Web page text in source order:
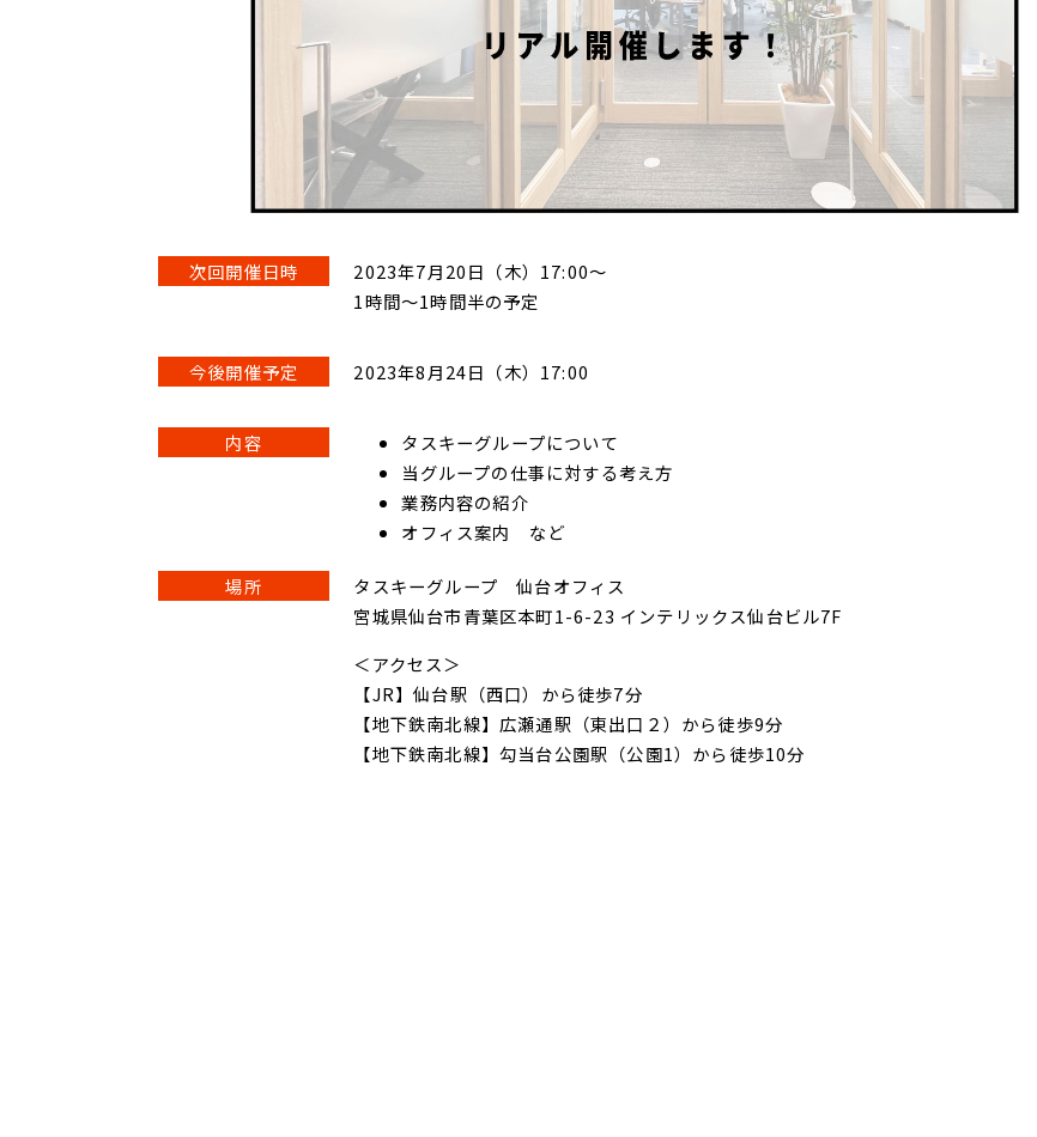
次回開催日時
2023年7月20日（木）17:00～
1時間～1時間半の予定
今後開催予定 2023年8月24日（木）17:00
内容
タスキーグループについて
当グループの仕事に対する考え方
業務内容の紹介
オフィス案内 など
場所
タスキーグループ 仙台オフィス
宮城県仙台市青葉区本町1-6-23 インテリックス仙台ビル7F
＜アクセス＞
【JR】仙台駅（西口）から徒歩7分
【地下鉄南北線】広瀬通駅（東出口２）から徒歩9分
【地下鉄南北線】勾当台公園駅（公園1）から徒歩10分